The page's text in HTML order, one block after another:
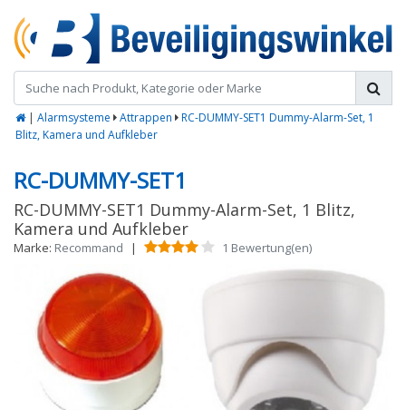
| Alarmsysteme Attrappen
RC-DUMMY-SET1 Dummy-Alarm-Set, 1
Blitz, Kamera und Aufkleber
RC-DUMMY-SET1
RC-DUMMY-SET1 Dummy-Alarm-Set, 1 Blitz,
Kamera und Aufkleber
Marke: Recommand | 1 Bewertung(en)